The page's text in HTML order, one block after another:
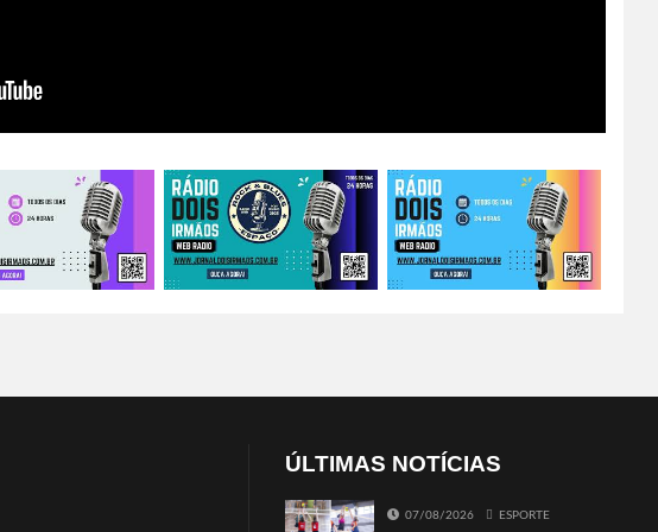
ÚLTIMAS NOTÍCIAS
07/08/2026 ESPORTE